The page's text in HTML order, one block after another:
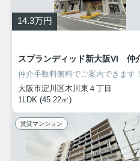
14.3万円
仲介手数料無料でご案内できます！
大阪市淀川区木川東４丁目
1LDK (45.22㎡)
賃貸マンション